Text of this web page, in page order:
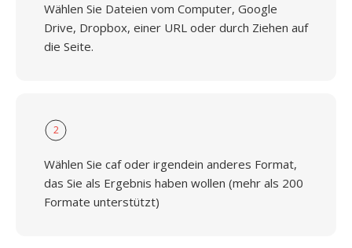
Wählen Sie Dateien vom Computer, Google
Drive, Dropbox, einer URL oder durch Ziehen auf
die Seite.
2
Wählen Sie caf oder irgendein anderes Format,
das Sie als Ergebnis haben wollen (mehr als 200
Formate unterstützt)